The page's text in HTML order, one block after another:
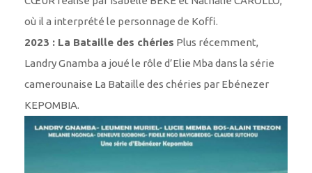
où il a interprété le personnage de Koffi.
2023 : La Bataille des chéries Plus récemment,
Landry Gnamba a joué le rôle d’Elie Mba dans la série
camerounaise La Bataille des chéries par Ebénezer
KEPOMBIA.